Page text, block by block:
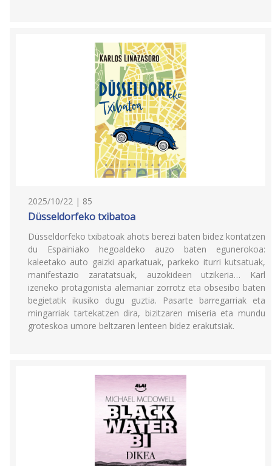
2025/10/22 | 85
Düsseldorfeko txibatoa
Düsseldorfeko txibatoak ahots berezi baten bidez kontatzen
du Espainiako hegoaldeko auzo baten egunerokoa:
kaleetako auto gaizki aparkatuak, parkeko iturri kutsatuak,
manifestazio zaratatsuak, auzokideen utzikeria… Karl
izeneko protagonista alemaniar zorrotz eta obsesibo baten
begietatik ikusiko dugu guztia. Pasarte barregarriak eta
mingarriak tartekatzen dira, bizitzaren miseria eta mundu
groteskoa umore beltzaren lenteen bidez erakutsiak.